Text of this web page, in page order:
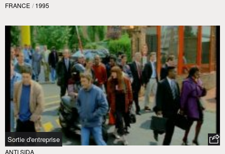
FRANCE / 1995
Sortie d'entreprise
ANTI SIDA